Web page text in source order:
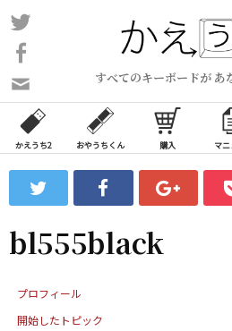
コ
ン
ン
ツ
ス
ッ
プ
すべてのキーボードが あ
い
合
わ
フ
ォ
ム
かえうち2 おやうちくん 購入 マ
bl555black
プロフィール
開始したトピック